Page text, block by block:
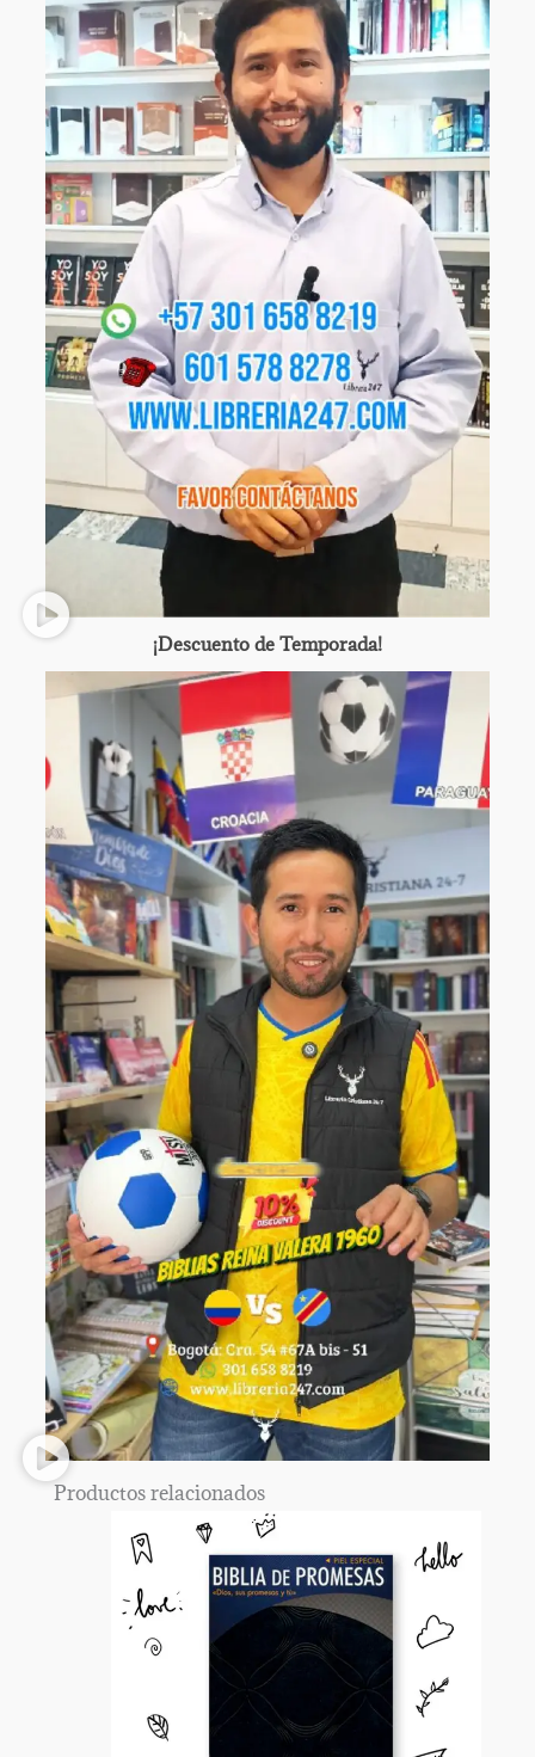
¡Descuento de Temporada!
Productos relacionados